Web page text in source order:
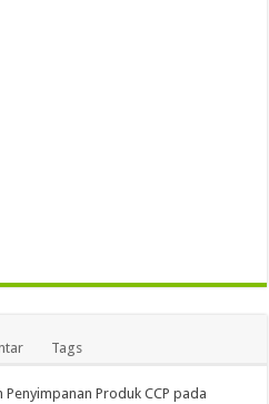
Tags
Penyimpanan Produk CCP pada